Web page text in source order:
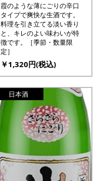
霞のような薄にごりの辛口
タイプで爽快な生酒です。
料理を引き立てる淡い香り
と、キレのよい味わいが特
徴です。［季節・数量限
定］
￥1,320円(税込)
日本酒